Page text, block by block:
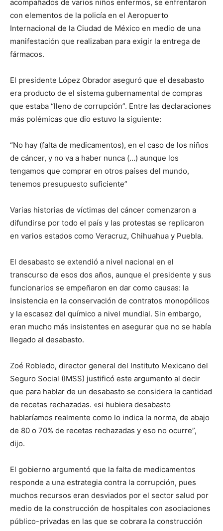
acompañados de varios niños enfermos, se enfrentaron
con elementos de la policía en el Aeropuerto
Internacional de la Ciudad de México en medio de una
manifestación que realizaban para exigir la entrega de
fármacos.
El presidente López Obrador aseguró que el desabasto
era producto de el sistema gubernamental de compras
que estaba “lleno de corrupción”. Entre las declaraciones
más polémicas que dio estuvo la siguiente:
“No hay (falta de medicamentos), en el caso de los niños
de cáncer, y no va a haber nunca (…) aunque los
tengamos que comprar en otros países del mundo,
tenemos presupuesto suficiente”
Varias historias de víctimas del cáncer comenzaron a
difundirse por todo el país y las protestas se replicaron
en varios estados como Veracruz, Chihuahua y Puebla.
El desabasto se extendió a nivel nacional en el
transcurso de esos dos años, aunque el presidente y sus
funcionarios se empeñaron en dar como causas: la
insistencia en la conservación de contratos monopólicos
y la escasez del químico a nivel mundial. Sin embargo,
eran mucho más insistentes en asegurar que no se había
llegado al desabasto.
Zoé Robledo, director general del Instituto Mexicano del
Seguro Social (IMSS) justificó este argumento al decir
que para hablar de un desabasto se considera la cantidad
de recetas rechazadas. «si hubiera desabasto
hablaríamos realmente como lo indica la norma, de abajo
de 80 o 70% de recetas rechazadas y eso no ocurre”,
dijo.
El gobierno argumentó que la falta de medicamentos
responde a una estrategia contra la corrupción, pues
muchos recursos eran desviados por el sector salud por
medio de la construcción de hospitales con asociaciones
público-privadas en las que se cobrara la construcción